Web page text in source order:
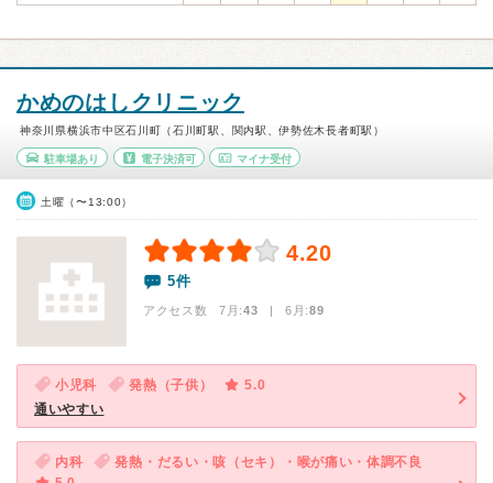
かめのはしクリニック
神奈川県横浜市中区石川町（石川町駅、関内駅、伊勢佐木長者町駅）
駐車場あり 電子決済可 マイナ受付
土曜（〜13:00）
4.20
5件
アクセス数 7月:43 | 6月:89
小児科 発熱（子供）
5.0
通いやすい
内科
発熱・だるい・咳（セキ）・喉が痛い・体調不良